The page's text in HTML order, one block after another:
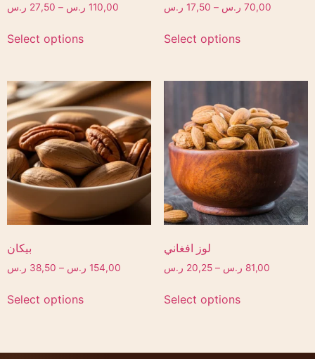
27,50 ر.س – 110,00 ر.س
Select options
17,50 ر.س – 70,00 ر.س
Select options
بيكان
38,50 ر.س – 154,00 ر.س
Select options
لوز افغاني
20,25 ر.س – 81,00 ر.س
Select options